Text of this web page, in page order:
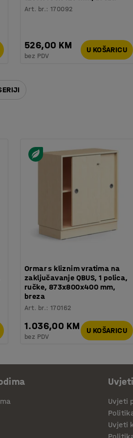
Art. br.:170092
526,00 KM
bez PDV
U KOŠARICU
Ormar s kliznim vratima na
zaključavanje QBUS, 1 polica,
ručke, 873x800x400 mm,
breza
Art. br.:170162
1.036,00 KM
bez PDV
U KOŠARICU
Uvjeti
Uvjeti